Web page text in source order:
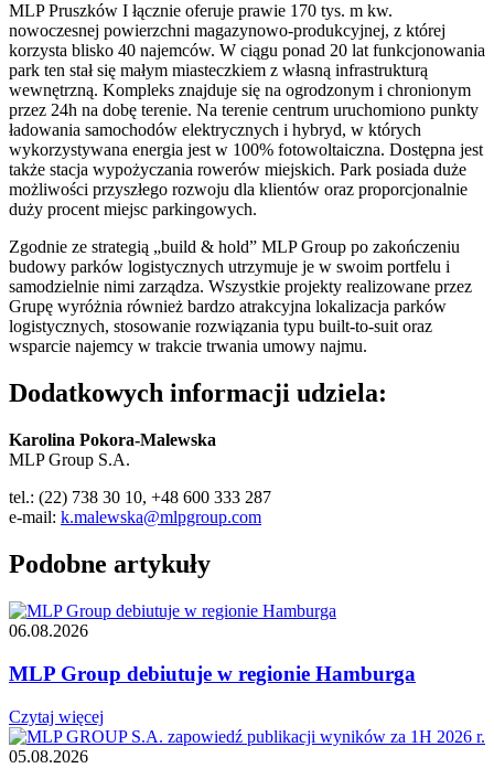
MLP Pruszków I łącznie oferuje prawie 170 tys. m kw.
nowoczesnej powierzchni magazynowo-produkcyjnej, z której
korzysta blisko 40 najemców. W ciągu ponad 20 lat funkcjonowania
park ten stał się małym miasteczkiem z własną infrastrukturą
wewnętrzną. Kompleks znajduje się na ogrodzonym i chronionym
przez 24h na dobę terenie. Na terenie centrum uruchomiono punkty
ładowania samochodów elektrycznych i hybryd, w których
wykorzystywana energia jest w 100% fotowoltaiczna. Dostępna jest
także stacja wypożyczania rowerów miejskich. Park posiada duże
możliwości przyszłego rozwoju dla klientów oraz proporcjonalnie
duży procent miejsc parkingowych.
Zgodnie ze strategią „build & hold” MLP Group po zakończeniu
budowy parków logistycznych utrzymuje je w swoim portfelu i
samodzielnie nimi zarządza. Wszystkie projekty realizowane przez
Grupę wyróżnia również bardzo atrakcyjna lokalizacja parków
logistycznych, stosowanie rozwiązania typu built-to-suit oraz
wsparcie najemcy w trakcie trwania umowy najmu.
Dodatkowych informacji udziela:
Karolina Pokora-Malewska
MLP Group S.A.
tel.: (22) 738 30 10, +48 600 333 287
e-mail: k.malewska@mlpgroup.com
Podobne artykuły
06.08.2026
MLP Group debiutuje w regionie Hamburga
Czytaj więcej
05.08.2026